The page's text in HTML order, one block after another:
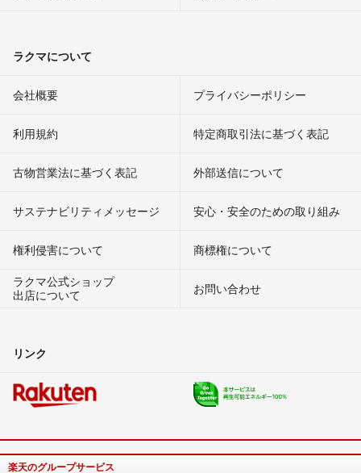
ラクマについて
会社概要 プライバシーポリシー
利用規約 特定商取引法に基づく表記
古物営業法に基づく表記 外部送信について
サステナビリティメッセージ 安心・安全のための取り組み
権利侵害について
商標権について
ラクマ公式ショップ
出店について
お問い合わせ
リンク
楽天のグループサービス